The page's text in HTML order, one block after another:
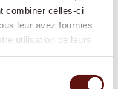
combiner celles-ci
leur avez fournies
utilisation de leurs
de souvenirs –
lutter contre